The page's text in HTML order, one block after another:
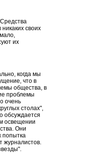
своих
их
когда мы
что в
общества, в
проблемы
очень
столах",
обсуждается
освещении
Они
попытка
журналистов.